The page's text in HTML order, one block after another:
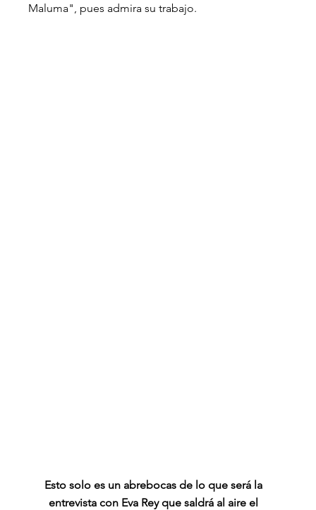
Maluma", pues admira su trabajo.
Esto solo es un abrebocas de lo que será la
entrevista con Eva Rey que saldrá al aire el